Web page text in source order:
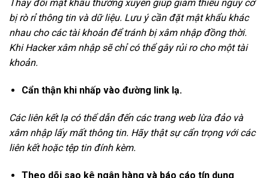
Thay đổi mật khẩu thường xuyên giúp giảm thiểu nguy cơ
bị rò rỉ thông tin và dữ liệu. Lưu ý cần đặt mật khẩu khác
nhau cho các tài khoản để tránh bị xâm nhập đồng thời.
Khi Hacker xâm nhập sẽ chỉ có thể gây rủi ro cho một tài
khoản.
Cẩn thận khi nhấp vào đường link lạ.
Các liên kết lạ có thể dẫn đến các trang web lừa đảo và
xâm nhập lấy mất thông tin. Hãy thật sự cẩn trọng với các
liên kết hoặc tệp tin đính kèm.
Theo dõi sao kê ngân hàng và báo cáo tín dụng